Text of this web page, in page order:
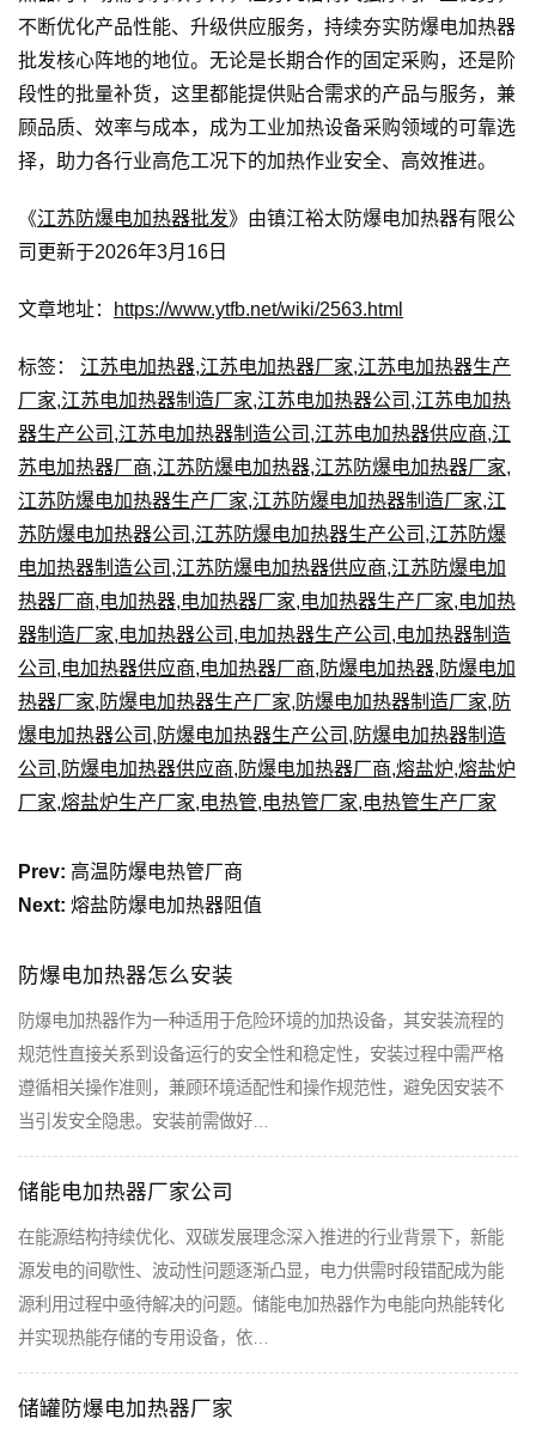
不断优化产品性能、升级供应服务，持续夯实防爆电加热器
批发核心阵地的地位。无论是长期合作的固定采购，还是阶
段性的批量补货，这里都能提供贴合需求的产品与服务，兼
顾品质、效率与成本，成为工业加热设备采购领域的可靠选
择，助力各行业高危工况下的加热作业安全、高效推进。
《江苏防爆电加热器批发》由镇江裕太防爆电加热器有限公
司更新于2026年3月16日
文章地址： https://www.ytfb.net/wiki/2563.html
标签： 江苏电加热器,江苏电加热器厂家,江苏电加热器生产
厂家,江苏电加热器制造厂家,江苏电加热器公司 ,江苏电加热
器生产公司 ,江苏电加热器制造公司 ,江苏电加热器供应商,江
苏电加热器厂商,江苏防爆电加热器,江苏防爆电加热器厂家,
江苏防爆电加热器生产厂家,江苏防爆电加热器制造厂家,江
苏防爆电加热器公司 ,江苏防爆电加热器生产公司 ,江苏防爆
电加热器制造公司 ,江苏防爆电加热器供应商,江苏防爆电加
热器厂商,电加热器,电加热器厂家,电加热器生产厂家,电加热
器制造厂家,电加热器公司 ,电加热器生产公司 ,电加热器制造
公司 ,电加热器供应商,电加热器厂商, 防爆电加热器, 防爆电加
热器厂家, 防爆电加热器生产厂家, 防爆电加热器制造厂家, 防
爆电加热器公司 , 防爆电加热器生产公司 , 防爆电加热器制造
公司 , 防爆电加热器供应商, 防爆电加热器厂商,熔盐炉,熔盐炉
厂家,熔盐炉生产厂家,电热管,电热管厂家,电热管生产厂家
Prev: 高温防爆电热管厂商
Next: 熔盐防爆电加热器阻值
防爆电加热器怎么安装
防爆电加热器作为一种适用于危险环境的加热设备，其安装流程的
规范性直接关系到设备运行的安全性和稳定性，安装过程中需严格
遵循相关操作准则，兼顾环境适配性和操作规范性，避免因安装不
当引发安全隐患。安装前需做好…
储能电加热器厂家公司
在能源结构持续优化、双碳发展理念深入推进的行业背景下，新能
源发电的间歇性、波动性问题逐渐凸显，电力供需时段错配成为能
源利用过程中亟待解决的问题。储能电加热器作为电能向热能转化
并实现热能存储的专用设备，依…
储罐防爆电加热器厂家